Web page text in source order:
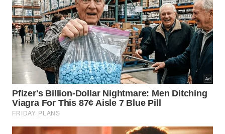
Na cura dapanelade ferro, a escolha da gordura
influencia a qualidade do filme protetor. O ideal é
usar óleos com ponto de fumaça alto, que suportem
temperaturas elevadas sem queimar com facilidade,
como soja, canola, milho ou girassol, além de banha
ou óleo de linhaça alimentício.